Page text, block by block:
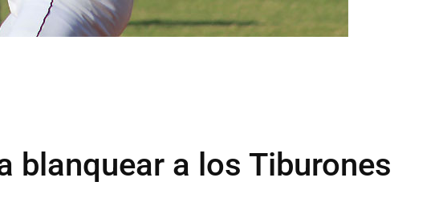
blanquear a los Tiburones